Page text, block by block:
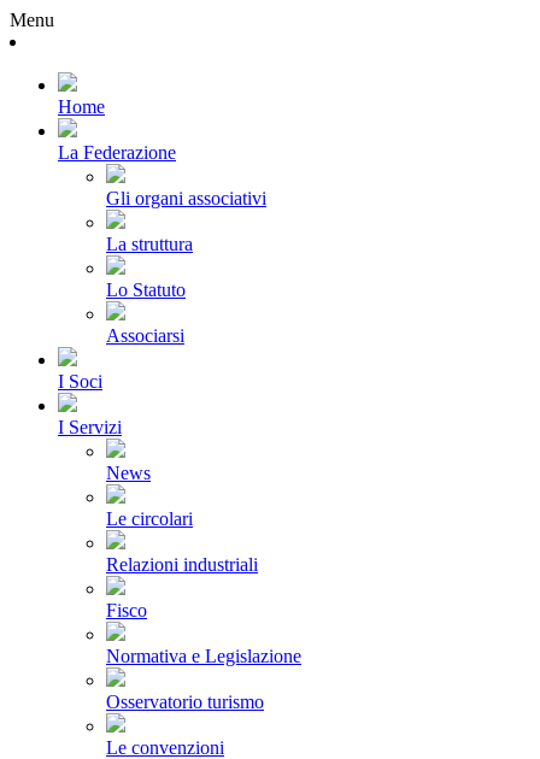
Menu
Home
La Federazione
Gli organi associativi
La struttura
Lo Statuto
Associarsi
I Soci
I Servizi
News
Le circolari
Relazioni industriali
Fisco
Normativa e Legislazione
Osservatorio turismo
Le convenzioni